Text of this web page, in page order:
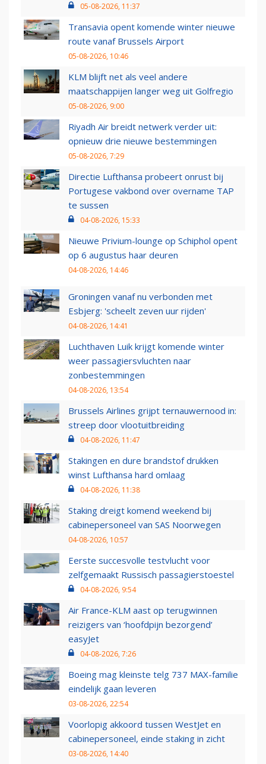
05-08-2026, 11:37
Transavia opent komende winter nieuwe
route vanaf Brussels Airport
05-08-2026, 10:46
KLM blijft net als veel andere
maatschappijen langer weg uit Golfregio
05-08-2026, 9:00
Riyadh Air breidt netwerk verder uit:
opnieuw drie nieuwe bestemmingen
05-08-2026, 7:29
Directie Lufthansa probeert onrust bij
Portugese vakbond over overname TAP
te sussen
04-08-2026, 15:33
Nieuwe Privium-lounge op Schiphol opent
op 6 augustus haar deuren
04-08-2026, 14:46
Groningen vanaf nu verbonden met
Esbjerg: 'scheelt zeven uur rijden'
04-08-2026, 14:41
Luchthaven Luik krijgt komende winter
weer passagiersvluchten naar
zonbestemmingen
04-08-2026, 13:54
Brussels Airlines grijpt ternauwernood in:
streep door vlootuitbreiding
04-08-2026, 11:47
Stakingen en dure brandstof drukken
winst Lufthansa hard omlaag
04-08-2026, 11:38
Staking dreigt komend weekend bij
cabinepersoneel van SAS Noorwegen
04-08-2026, 10:57
Eerste succesvolle testvlucht voor
zelfgemaakt Russisch passagierstoestel
04-08-2026, 9:54
Air France-KLM aast op terugwinnen
reizigers van ‘hoofdpijn bezorgend’
easyJet
04-08-2026, 7:26
Boeing mag kleinste telg 737 MAX-familie
eindelijk gaan leveren
03-08-2026, 22:54
Voorlopig akkoord tussen WestJet en
cabinepersoneel, einde staking in zicht
03-08-2026, 14:40